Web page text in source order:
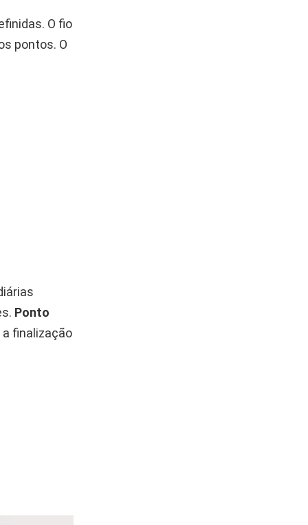
O fio
pontos. O
Ponto
a finalização